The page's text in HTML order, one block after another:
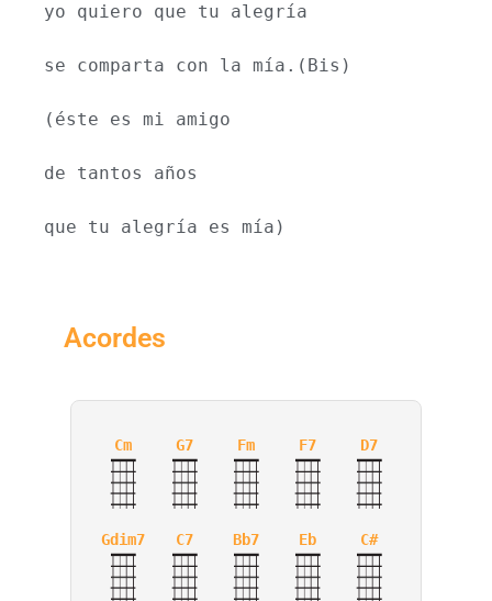
yo quiero que tu alegría
se comparta con la mía.(Bis)
(éste es mi amigo
de tantos años
que tu alegría es mía)
Acordes
Cm G7 Fm F7 D7
Gdim7 C7 Bb7 Eb C#